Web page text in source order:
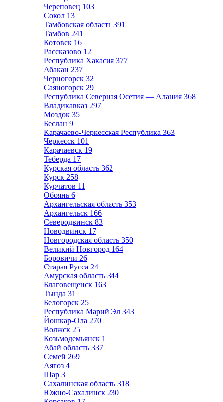
Череповец 103
Сокол 13
Тамбовская область 391
Тамбов 241
Котовск 16
Рассказово 12
Республика Хакасия 377
Абакан 237
Черногорск 32
Саяногорск 29
Республика Северная Осетия — Алания 368
Владикавказ 297
Моздок 35
Беслан 9
Карачаево-Черкесская Республика 363
Черкесск 101
Карачаевск 19
Теберда 17
Курская область 362
Курск 258
Курчатов 11
Обоянь 6
Архангельская область 353
Архангельск 166
Северодвинск 83
Новодвинск 17
Новгородская область 350
Великий Новгород 164
Боровичи 26
Старая Русса 24
Амурская область 344
Благовещенск 163
Тында 31
Белогорск 25
Республика Марий Эл 343
Йошкар-Ола 270
Волжск 25
Козьмодемьянск 1
Абай область 337
Семей 269
Аягоз 4
Шар 3
Сахалинская область 318
Южно-Сахалинск 230